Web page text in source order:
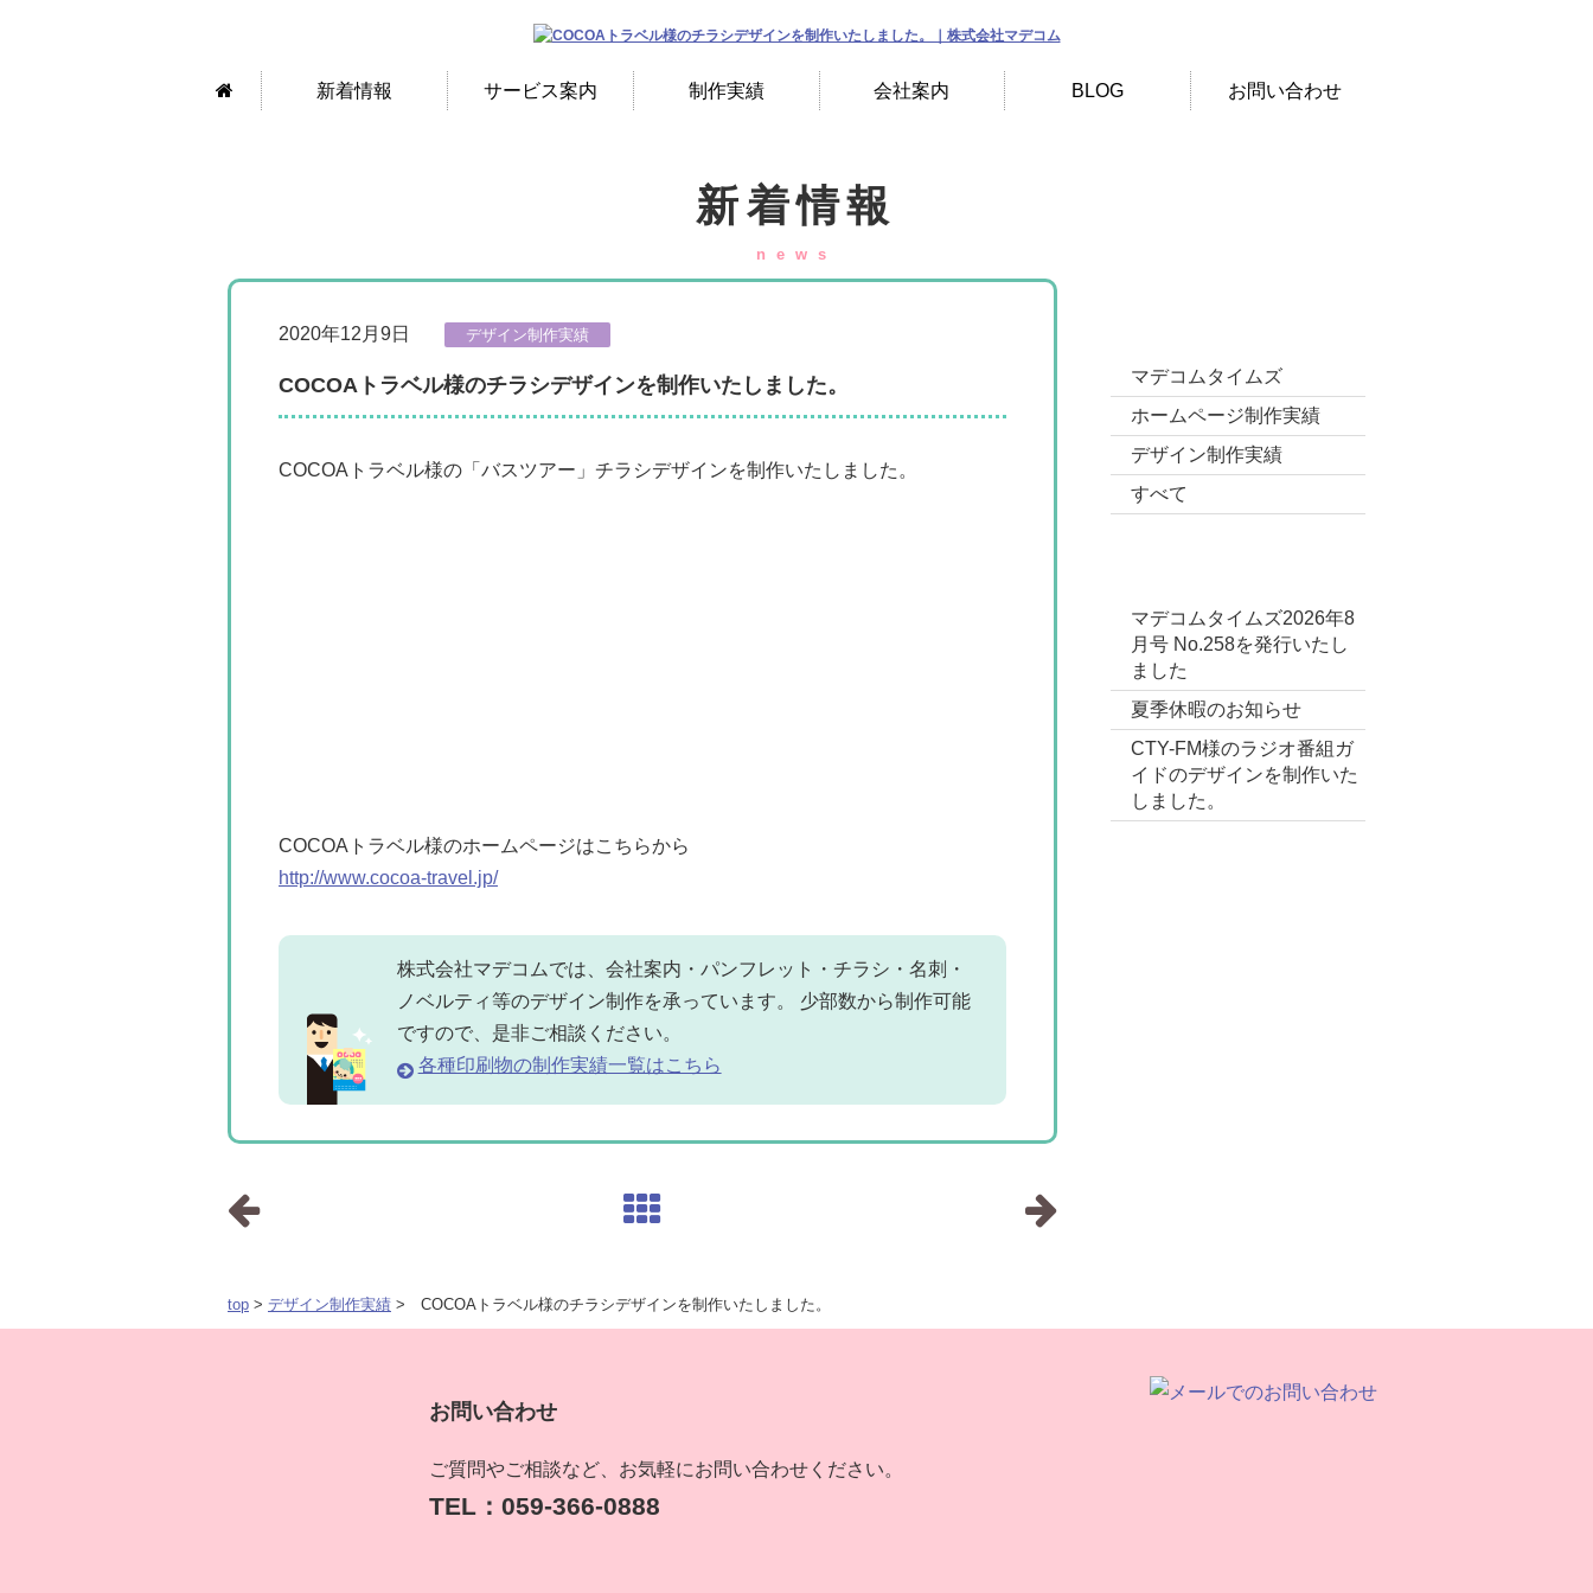
新着情報 サービス案内 制作実績 会社案内 BLOG お問い合わせ
新着情報
news
2020年12月9日 デザイン制作実績
COCOAトラベル様のチラシデザインを制作いたしました。
COCOAトラベル様の「バスツアー」チラシデザインを制作いたしました。
COCOAトラベル様のホームページはこちらから
http://www.cocoa-travel.jp/
株式会社マデコムでは、会社案内・パンフレット・チラシ・名刺・
ノベルティ等のデザイン制作を承っています。 少部数から制作可能
ですので、是非ご相談ください。
各種印刷物の制作実績一覧はこちら
top > デザイン制作実績 > COCOAトラベル様のチラシデザインを制作いたしました。
マデコムタイムズ
ホームページ制作実績
デザイン制作実績
すべて
マデコムタイムズ2026年8
月号 No.258を発行いたし
ました
夏季休暇のお知らせ
CTY-FM様のラジオ番組ガ
イドのデザインを制作いた
しました。
お問い合わせ
ご質問やご相談など、お気軽にお問い合わせください。
TEL：059-366-0888